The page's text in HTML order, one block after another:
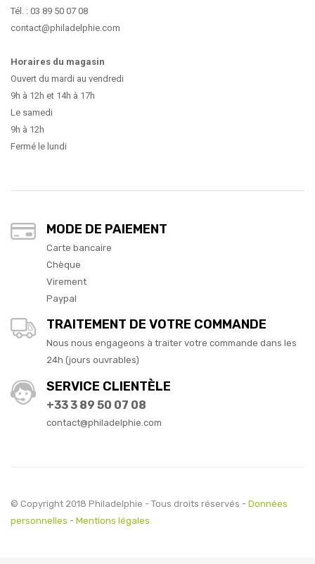
Tél. : 03 89 50 07 08
contact@philadelphie.com
Horaires du magasin
Ouvert du mardi au vendredi
9h à 12h et 14h à 17h
Le samedi
9h à 12h
Fermé le lundi
MODE DE PAIEMENT
Carte bancaire
Chèque
Virement
Paypal
TRAITEMENT DE VOTRE COMMANDE
Nous nous engageons à traiter votre commande dans les
24h (jours ouvrables)
SERVICE CLIENTÈLE
+33 3 89 50 07 08
contact@philadelphie.com
© Copyright 2018 Philadelphie - Tous droits réservés - Données
personnelles - Mentions légales